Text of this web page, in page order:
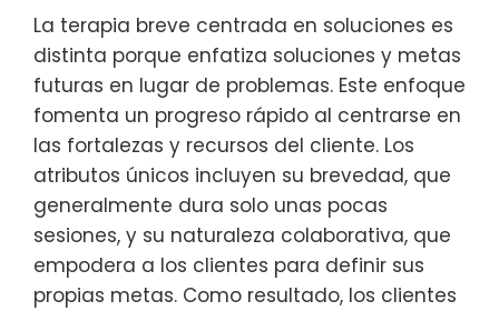
La terapia breve centrada en soluciones es
distinta porque enfatiza soluciones y metas
futuras en lugar de problemas. Este enfoque
fomenta un progreso rápido al centrarse en
las fortalezas y recursos del cliente. Los
atributos únicos incluyen su brevedad, que
generalmente dura solo unas pocas
sesiones, y su naturaleza colaborativa, que
empodera a los clientes para definir sus
propias metas. Como resultado, los clientes